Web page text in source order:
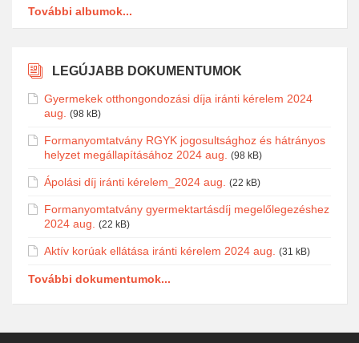
További albumok...
LEGÚJABB DOKUMENTUMOK
Gyermekek otthongondozási díja iránti kérelem 2024
aug.
(98 kB)
Formanyomtatvány RGYK jogosultsághoz és hátrányos
helyzet megállapításához 2024 aug.
(98 kB)
Ápolási díj iránti kérelem_2024 aug. (22 kB)
Formanyomtatvány gyermektartásdíj megelőlegezéshez
2024 aug.
(22 kB)
Aktív korúak ellátása iránti kérelem 2024 aug. (31 kB)
További dokumentumok...